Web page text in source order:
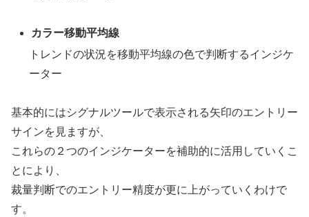
カラー移動平均線
トレンドの状況を移動平均線の色で判断するインジケ
ーター
基本的にはシグナルツールで表示される矢印のエントリー
サインを見ますが、
これらの２つのインジケーターを補助的に活用していくこ
とにより、
裁量判断でのエントリー精度が更に上がっていくわけで
す。